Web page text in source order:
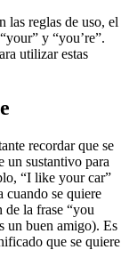
las reglas de uso, el
y “you’re”.
utilizar estas
recordar que se
un sustantivo para
“I like your car”
cuando se quiere
de la frase “you
un buen amigo). Es
que se quiere